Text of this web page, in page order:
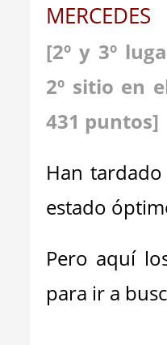
MERCEDES
[2º y 3º
2º sitio en
431 puntos]
Han
estado
Pero aquí
para ir a